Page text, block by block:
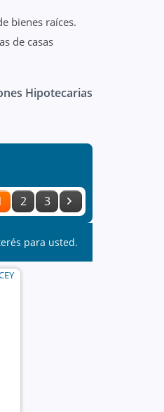
bienes raíces.
de casas
Hipotecarias
2 3
para usted.